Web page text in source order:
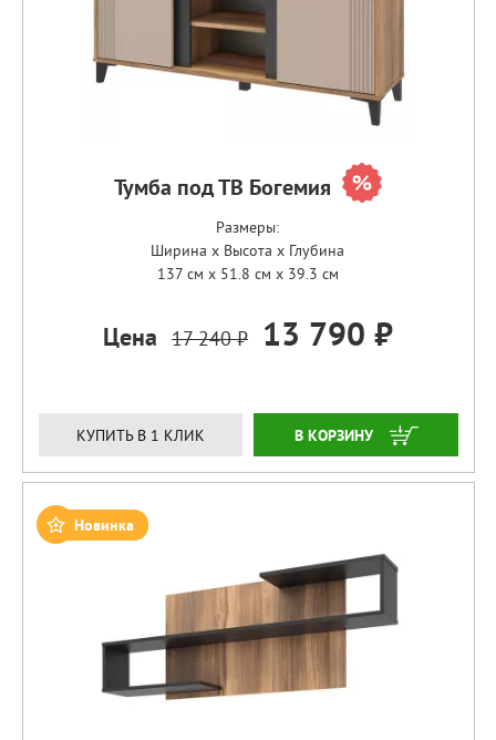
Тумба под ТВ Богемия
Размеры:
Ширина x Высота x Глубина
137 см x 51.8 см x 39.3 см
Цена 17 240 ₽ 13 790 ₽
КУПИТЬ В 1 КЛИК ЗАКАЗАТЬ
Новинка